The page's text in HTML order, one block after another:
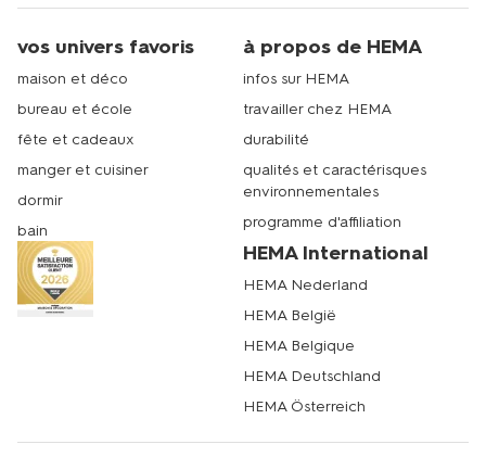
vos univers favoris
maison et déco
bureau et école
fête et cadeaux
manger et cuisiner
dormir
bain
à propos de HEMA
infos sur HEMA
travailler chez HEMA
durabilité
qualités et caractérisques
environnementales
programme d'affiliation
HEMA International
HEMA Nederland
HEMA België
HEMA Belgique
HEMA Deutschland
HEMA Österreich